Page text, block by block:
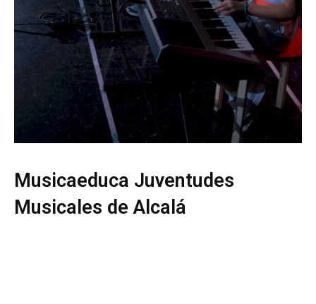
Musicaeduca Juventudes
Musicales de Alcalá